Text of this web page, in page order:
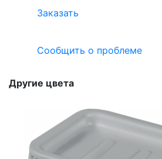
Заказать
Сообщить о проблеме
Другие цвета